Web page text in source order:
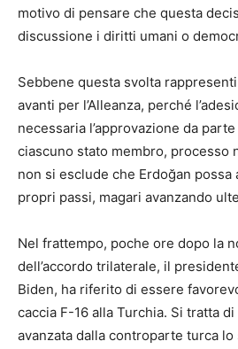
motivo di pensare che questa
discussione i diritti umani o
Sebbene questa svolta
avanti per l’Alleanza, perché
necessaria l’approvazione da
ciascuno stato membro, processo
non si esclude che Erdoğan
propri passi, magari avanzando
Nel frattempo, poche ore dopo la
dell’accordo trilaterale, il
Biden, ha riferito di essere
caccia F-16 alla Turchia. Si tratta
avanzata dalla controparte turca